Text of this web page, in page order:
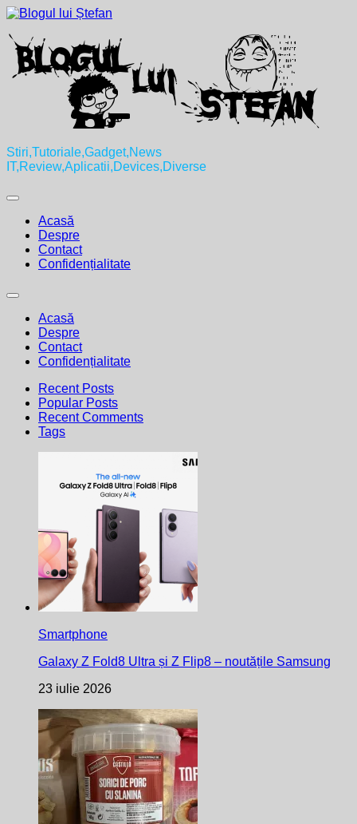
Skip
content
Stiri,Tutoriale,Gadget,News
IT,Review,Aplicatii,Devices,Diverse
Expand
Acasă
Despre
Contact
Confidențialitate
Expand
Acasă
Despre
Contact
Confidențialitate
Recent Posts
Popular Posts
Recent Comments
Tags
Smartphone
Galaxy Z Fold8 Ultra și Z Flip8 – noutățile Samsung
23 iulie 2026